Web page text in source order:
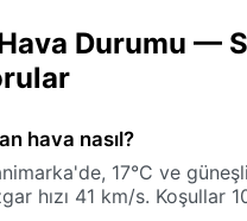
Durumu —
hava nasıl?
17°C ve
hızı 41 km/s. Koşullar